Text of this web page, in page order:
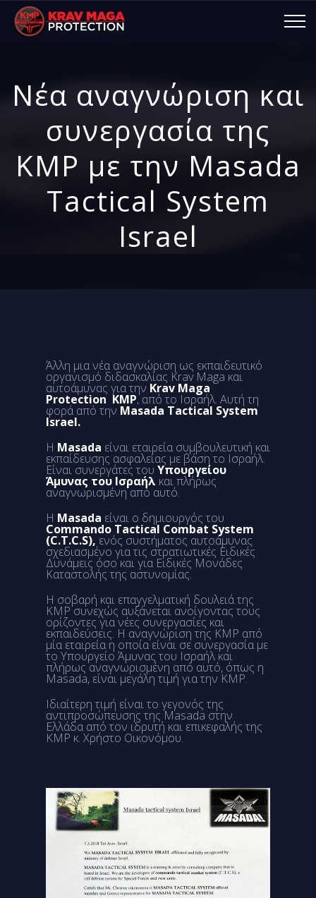
Νέα αναγνώριση και
συνεργασία της
KMP με την Masada
Tactical System
Israel
Άλλη μια νέα αναγνώριση ως εκπαιδευτικό
οργανισμό διδασκαλίας Krav Maga και
αυτοάμυνας για την Krav Maga
Protection KMP, από το Ισραήλ. Αυτή τη
φορά από την Masada Tactical System
Israel.
Η Masada είναι εταιρεία συμβουλευτική και
εκπαίδευσης ασφαλείας με βάση το Ισραήλ.
Είναι συνεργάτες του Υπουργείου
Άμυνας του Ισραήλ και πλήρως
αναγνωρισμένη από αυτό.
Η Masada είναι ο δημιουργός του
Commando Tactical Combat System
(C.T.C.S), ενός συστήματος αυτοάμυνας
σχεδιασμένο για τις στρατιωτικές Ειδικές
Δυνάμεις όσο και για Ειδικές Μονάδες
Καταστολής της αστυνομίας.
Η σοβαρή και επαγγελματική δουλειά της
KMP συνεχώς αυξάνεται ανοίγοντας τους
ορίζοντες για νέες συνεργασίες και
εκπαιδεύσεις. Η αναγνώριση της KMP από
μία εταιρεία η οποία είναι σε συνεργασία με
το Υπουργείο Άμυνας του Ισραήλ και
πλήρως αναγνωρισμένη από αυτό, όπως η
Masada, είναι μεγάλη τιμή για την KMP.
Ιδιαίτερη τιμή είναι το γεγονός της
αντιπροσώπευσης της Masada στην
Ελλάδα από τον ιδρυτή και επικεφαλής της
KMP κ. Χρήστο Οικονόμου.